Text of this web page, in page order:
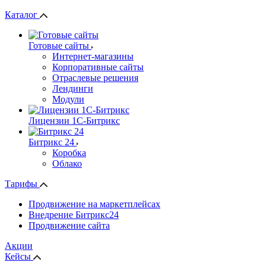
Каталог
Готовые сайты
Интернет-магазины
Корпоративные сайты
Отраслевые решения
Лендинги
Модули
Лицензии 1С-Битрикс
Битрикс 24
Коробка
Облако
Тарифы
Продвижение на маркетплейсах
Внедрение Битрикс24
Продвижение сайта
Акции
Кейсы